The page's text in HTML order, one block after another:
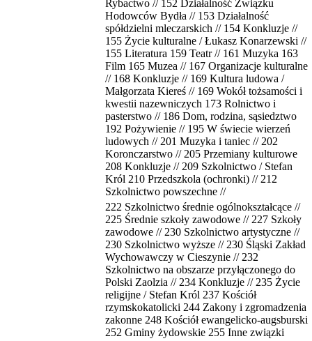
Rybactwo // 152 Działalność Związku
Hodowców Bydła // 153 Działalność
spółdzielni mleczarskich // 154 Konkluzje //
155 Życie kulturalne / Łukasz Konarzewski //
155 Literatura 159 Teatr // 161 Muzyka 163
Film 165 Muzea // 167 Organizacje kulturalne
// 168 Konkluzje // 169 Kultura ludowa /
Małgorzata Kiereś // 169 Wokół tożsamości i
kwestii nazewniczych 173 Rolnictwo i
pasterstwo // 186 Dom, rodzina, sąsiedztwo
192 Pożywienie // 195 W świecie wierzeń
ludowych // 201 Muzyka i taniec // 202
Koronczarstwo // 205 Przemiany kulturowe
208 Konkluzje // 209 Szkolnictwo / Stefan
Król 210 Przedszkola (ochronki) // 212
Szkolnictwo powszechne //
222 Szkolnictwo średnie ogólnokształcące //
225 Średnie szkoły zawodowe // 227 Szkoły
zawodowe // 230 Szkolnictwo artystyczne //
230 Szkolnictwo wyższe // 230 Śląski Zakład
Wychowawczy w Cieszynie // 232
Szkolnictwo na obszarze przyłączonego do
Polski Zaolzia // 234 Konkluzje // 235 Życie
religijne / Stefan Król 237 Kościół
rzymskokatolicki 244 Zakony i zgromadzenia
zakonne 248 Kościół ewangelicko-augsburski
252 Gminy żydowskie 255 Inne związki